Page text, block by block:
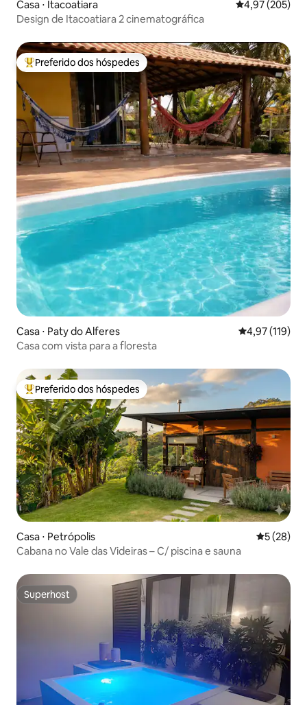
Casa ⋅ Itacoatiara 4,97 de uma
4,97 (205)
Design de Itacoatiara 2 cinematográfica
Entre os melhores preferidos dos hóspedes
Preferido dos hóspedes
Casa ⋅ Paty do Alferes 4,97 de uma
4,97 (119)
Casa com vista para a floresta
Entre os melhores preferidos dos hóspedes
Preferido dos hóspedes
Casa ⋅ Petrópolis 5 de uma
5 (28)
Cabana no Vale das Videiras – C/ piscina e sauna
Superhost
Superhost